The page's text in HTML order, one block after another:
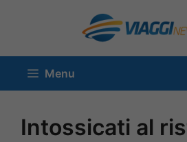
contenuto
Menu
Intossicati al